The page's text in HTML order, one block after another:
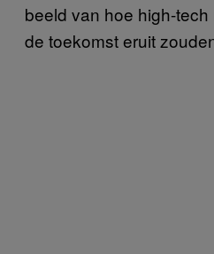
beeld van hoe high-
de toekomst eruit